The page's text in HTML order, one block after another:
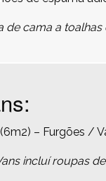
de cama a toalhas
– Furgões /
incluí roupas